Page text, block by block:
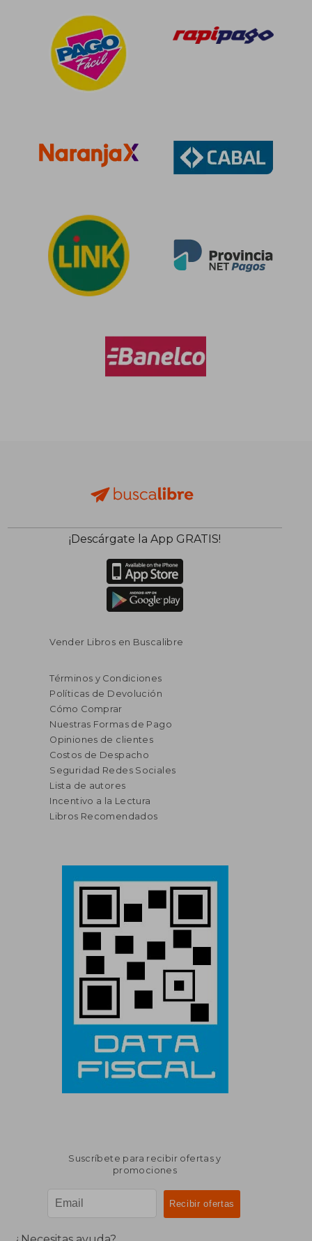
50%
dcto.
$ 190.221
$ 95.110
50%
dcto.
$ 68.506
¡Descárgate la App GRATIS!
Vender Libros en Buscalibre
Términos y Condiciones
Políticas de Devolución
Cómo Comprar
Nuestras Formas de Pago
Opiniones de clientes
Costos de Despacho
Seguridad Redes Sociales
Lista de autores
Incentivo a la Lectura
Libros Recomendados
Suscríbete para recibir ofertas y
promociones